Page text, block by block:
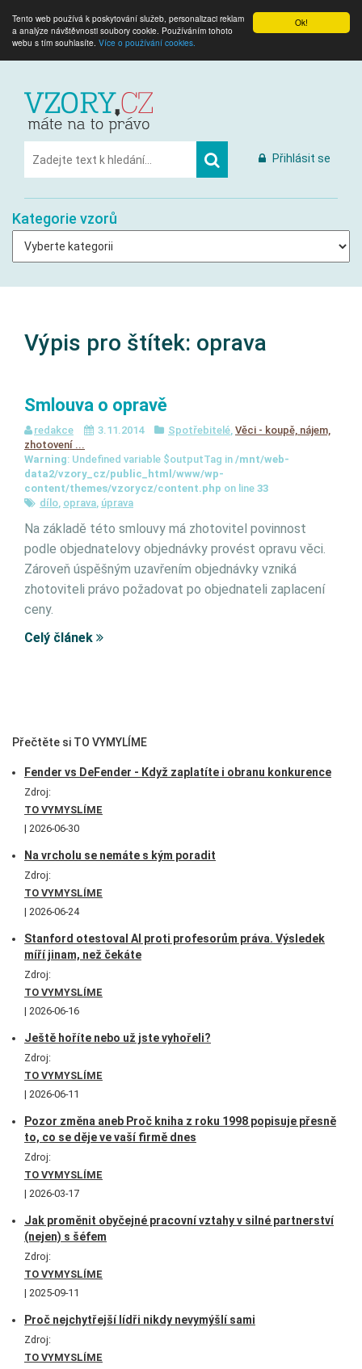
Ok!
Tento web používá k poskytování služeb, personalizaci reklam
a analýze návštěvnosti soubory cookie. Používáním tohoto
webu s tím souhlasíte. Více o používání cookies.
Přihlásit se
Kategorie vzorů
Výpis pro štítek: oprava
Smlouva o opravě
redakce 3.11.2014 Spotřebitelé, Věci - koupě, nájem,
zhotovení ...
Warning: Undefined variable $outputTag in /mnt/web-
data2/vzory_cz/public_html/www/wp-
content/themes/vzorycz/content.php on line 33
dílo, oprava, úprava
Na základě této smlouvy má zhotovitel povinnost
podle objednatelovy objednávky provést opravu věci.
Zároveň úspěšným uzavřením objednávky vzniká
zhotoviteli právo požadovat po objednateli zaplacení
ceny.
Celý článek
Přečtěte si TO VYMYLÍME
Fender vs DeFender - Když zaplatíte i obranu konkurence
Zdroj:
TO VYMYSLÍME
2026-06-30
Na vrcholu se nemáte s kým poradit
Zdroj:
TO VYMYSLÍME
2026-06-24
Stanford otestoval AI proti profesorům práva. Výsledek
míří jinam, než čekáte
Zdroj:
TO VYMYSLÍME
2026-06-16
Ještě hoříte nebo už jste vyhořeli?
Zdroj:
TO VYMYSLÍME
2026-06-11
Pozor změna aneb Proč kniha z roku 1998 popisuje přesně
to, co se děje ve vaší firmě dnes
Zdroj:
TO VYMYSLÍME
2026-03-17
Jak proměnit obyčejné pracovní vztahy v silné partnerství
(nejen) s šéfem
Zdroj:
TO VYMYSLÍME
2025-09-11
Proč nejchytřejší lídři nikdy nevymýšlí sami
Zdroj:
TO VYMYSLÍME